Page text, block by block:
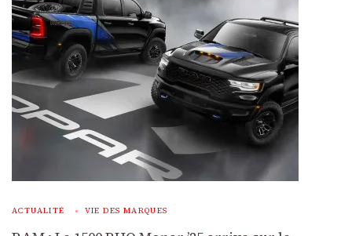
ACTUALITÉ VIE DES MARQUES